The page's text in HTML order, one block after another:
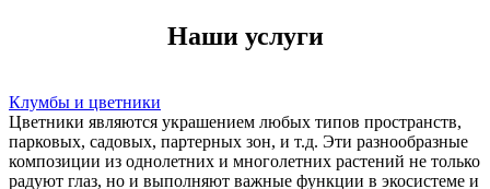
Наши услуги
Клумбы и цветники
Цветники являются украшением любых типов пространств,
парковых, садовых, партерных зон, и т.д. Эти разнообразные
композиции из однолетних и многолетних растений не только
радуют глаз, но и выполняют важные функции в экосистеме и